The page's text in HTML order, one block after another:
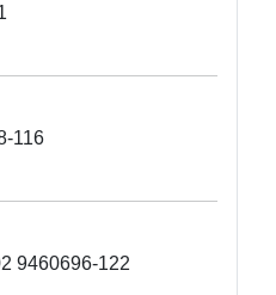
116
9460696-122